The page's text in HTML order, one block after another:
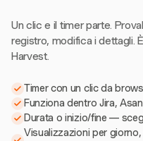
Un clic e il timer parte.
registro, modifica i dettagli.
Harvest.
Timer con un clic da
Funziona dentro Jira,
Durata o inizio/fine —
Visualizzazioni per